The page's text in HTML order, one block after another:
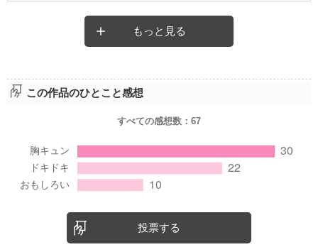
もっと見る
この作品のひとこと感想
すべての感想数： 67
投票する